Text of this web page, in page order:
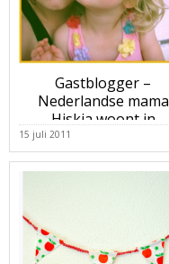
Gastblogger –
Nederlandse mama
Hiskia woont in
Zwitserland
15 juli 2011